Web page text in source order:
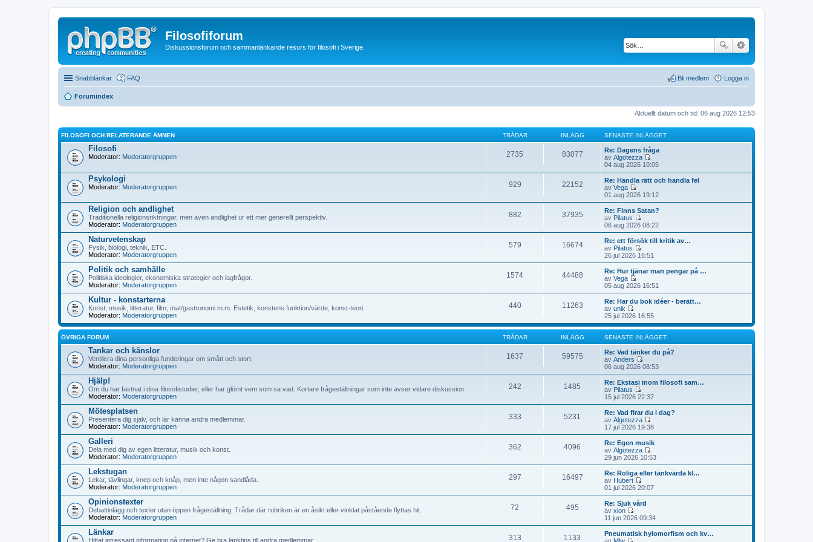
Filosofiforum
Diskussionsforum och sammanlänkande resurs för filosofi i Sverige.
Snabblänkar FAQ Logga in
Bli medlem
Forumindex
Aktuellt datum och tid: 06 aug 2026 12:53
FILOSOFI OCH RELATERANDE ÄMNEN TRÅDAR INLÄGG SENASTE INLÄGGET
Filosofi
Moderator: Moderatorgruppen 2735 83077
Re: Dagens fråga
av Algotezza
G
å
t
i
e
t
s
n
s
t
e
n
l
ä
g
e
t
04 aug 2026 10:05
Psykologi
Moderator: Moderatorgruppen 929 22152
Re: Handla rätt och handla fel
av Vega
G
å
t
i
l
l
e
t
s
n
s
t
e
n
l
ä
g
g
e
t
01 aug 2026 19:12
Religion och andlighet
Traditionella religionsriktningar, men även andlighet ur ett mer generellt perspektiv.
Moderator: Moderatorgruppen
882 37935
Re: Finns Satan?
av Pilatus
G
å
t
i
l
l
e
s
n
s
t
i
n
l
ä
g
g
e
06 aug 2026 08:22
Naturvetenskap
Fysik, biologi, teknik, ETC.
Moderator: Moderatorgruppen
579 16674
Re: ett försök till kritik av…
av Pilatus
G
å
t
i
d
e
t
s
e
n
a
s
t
e
n
l
g
g
e
t
26 jul 2026 16:51
Politik och samhälle
Politiska ideologier, ekonomiska strategier och lagfrågor.
Moderator: Moderatorgruppen
1574 44488
Re: Hur tjänar man pengar på …
av Vega
G
å
t
i
d
e
s
e
n
a
s
t
e
n
l
ä
g
g
e
t
05 aug 2026 16:51
Kultur - konstarterna
Konst, musik, litteratur, film, mat/gastronomi m.m. Estetik, konstens funktion/värde, konst-teori.
Moderator: Moderatorgruppen
440 11263
Re: Har du bok idéer - berätt…
av unik
G
å
t
l
l
e
t
s
e
n
a
s
t
e
i
ä
g
g
e
25 jul 2026 16:55
ÖVRIGA FORUM TRÅDAR INLÄGG SENASTE INLÄGGET
Tankar och känslor
Ventilera dina personliga funderingar om smått och stort.
Moderator: Moderatorgruppen
1637 59575
Re: Vad tänker du på?
av Anders
G
å
t
i
l
l
e
t
s
n
a
s
t
e
n
l
ä
g
e
t
06 aug 2026 08:53
Hjälp!
Om du har fastnat i dina filosofistudier, eller har glömt vem som sa vad. Kortare frågeställningar som inte avser vidare diskussion.
Moderator: Moderatorgruppen
242 1485
Re: Ekstasi inom filosofi sam…
av Pilatus
G
å
t
i
l
l
e
t
s
n
s
t
e
n
l
ä
15 jul 2026 22:37
Mötesplatsen
Presentera dig själv, och lär känna andra medlemmar.
Moderator: Moderatorgruppen
333 5231
Re: Vad firar du i dag?
av Algotezza
G
å
t
i
l
l
e
t
s
s
t
e
17 jul 2026 19:38
Galleri
Dela med dig av egen litteratur, musik och konst.
Moderator: Moderatorgruppen
362 4096
Re: Egen musik
av Algotezza
G
å
t
i
l
l
t
s
n
29 jun 2026 10:53
Lekstugan
Lekar, tävlingar, knep och knåp, men inte någon sandlåda.
Moderator: Moderatorgruppen
297 16497
Re: Roliga eller tänkvärda kl…
av Hubert
G
å
t
l
l
d
e
01 jul 2026 20:07
Opinionstexter
Debattinlägg och texter utan öppen frågeställning. Trådar där rubriken är en åsikt eller vinklat påstående flyttas hit.
Moderator: Moderatorgruppen
72 495
Re: Sjuk vård
av xion
G
å
t
i
11 jun 2026 09:34
Länkar
Hittat intressant information på internet? Ge bra länktips till andra medlemmar.
313 1133
Pneumatisk hylomorfism och kv…